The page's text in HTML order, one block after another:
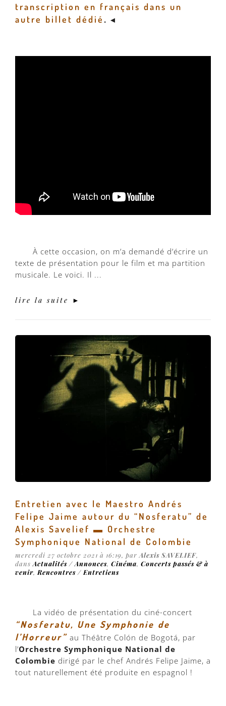
transcription en français dans un
autre billet dédié . ◄
À cette occasion, on m’a demandé d’écrire un
texte de présentation pour le film et ma partition
musicale. Le voici. Il ...
lire la suite ►
Entretien avec le Maestro Andrés
Felipe Jaime autour du “Nosferatu” de
Alexis Savelief ▬ Orchestre
Symphonique National de Colombie
mercredi 27 octobre 2021 à 16:19, par Alexis SAVELIEF,
dans Actualités / Annonces, Cinéma, Concerts passés & à
venir, Rencontres / Entretiens
La vidéo de présentation du ciné-concert
“Nosferatu, Une Symphonie de
l’Horreur” au Théâtre Colón de Bogotá, par
l’Orchestre Symphonique National de
Colombie dirigé par le chef Andrés Felipe Jaime, a
tout naturellement été produite en espagnol !